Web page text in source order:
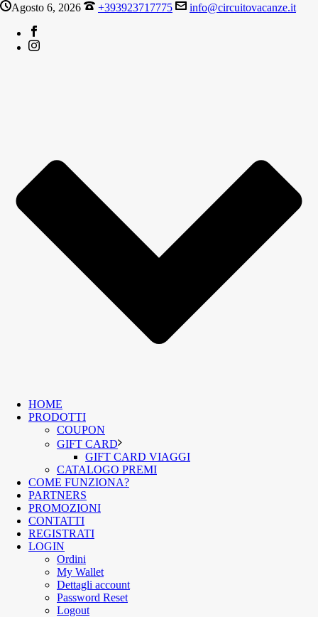
Agosto 6, 2026 +393923717775 info@circuitovacanze.it
HOME
PRODOTTI
COUPON
GIFT CARD
GIFT CARD VIAGGI
CATALOGO PREMI
COME FUNZIONA?
PARTNERS
PROMOZIONI
CONTATTI
REGISTRATI
LOGIN
Ordini
My Wallet
Dettagli account
Password Reset
Logout